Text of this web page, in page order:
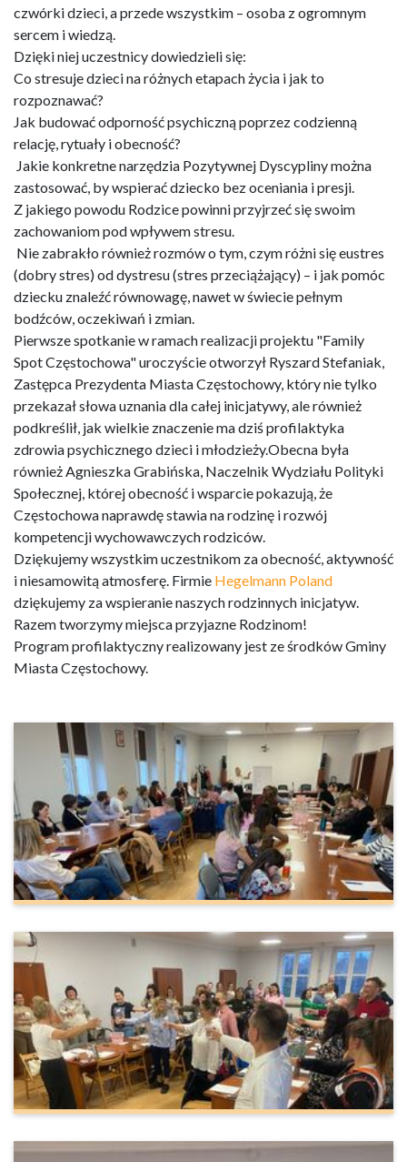
czwórki dzieci, a przede wszystkim – osoba z ogromnym
sercem i wiedzą.
Dzięki niej uczestnicy dowiedzieli się:
Co stresuje dzieci na różnych etapach życia i jak to
rozpoznawać?
Jak budować odporność psychiczną poprzez codzienną
relację, rytuały i obecność?
Jakie konkretne narzędzia Pozytywnej Dyscypliny można
zastosować, by wspierać dziecko bez oceniania i presji.
Z jakiego powodu Rodzice powinni przyjrzeć się swoim
zachowaniom pod wpływem stresu.
Nie zabrakło również rozmów o tym, czym różni się eustres
(dobry stres) od dystresu (stres przeciążający) – i jak pomóc
dziecku znaleźć równowagę, nawet w świecie pełnym
bodźców, oczekiwań i zmian.
Pierwsze spotkanie w ramach realizacji projektu "Family
Spot Częstochowa" uroczyście otworzył Ryszard Stefaniak,
Zastępca Prezydenta Miasta Częstochowy, który nie tylko
przekazał słowa uznania dla całej inicjatywy, ale również
podkreślił, jak wielkie znaczenie ma dziś profilaktyka
zdrowia psychicznego dzieci i młodzieży.Obecna była
również Agnieszka Grabińska, Naczelnik Wydziału Polityki
Społecznej, której obecność i wsparcie pokazują, że
Częstochowa naprawdę stawia na rodzinę i rozwój
kompetencji wychowawczych rodziców.
Dziękujemy wszystkim uczestnikom za obecność, aktywność
i niesamowitą atmosferę. Firmie Hegelmann Poland
dziękujemy za wspieranie naszych rodzinnych inicjatyw.
Razem tworzymy miejsca przyjazne Rodzinom!
Program profilaktyczny realizowany jest ze środków Gminy
Miasta Częstochowy.